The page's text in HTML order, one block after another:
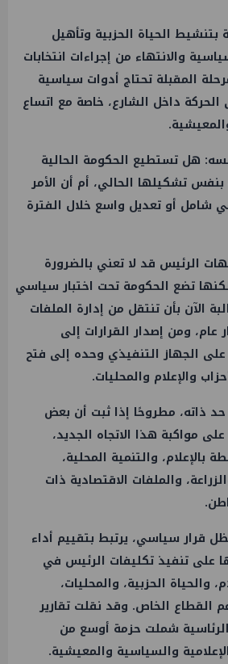
الحياة الحزبية وتأهيل
والانتهاء من إجراءات انتخابات
المقبلة تحتاج أدوات سياسية
داخل الشارع، خاصة مع اتساع
هل تستطيع الحكومة الحالية
تشكيلها الحالي، أم أن الأمر
شامل أو تعديل واسع خلال الفترة
الرئيس قد لا تعني بالضرورة
تضع الحكومة تحت اختبار سياسي
الآن بأن تنتقل من إدارة الملفات
عام، ومن إصدار القرارات إلى
الجهاز التنفيذي وحده إلى فتح
والإعلام والمحليات.
ذاته، مطروحًا إذا ثبت أن بعض
مواكبة هذا الاتجاه الجديد،
بالإعلام، والتنمية المحلية،
والملفات الاقتصادية ذات
قرار سياسي، يرتبط بتقييم أداء
على تنفيذ تكليفات الرئيس في
والحياة الحزبية، والمحليات،
القطاع الخاص. وقد نقلت تقارير
شملت حزمة أوسع من
والسياسية والمعيشية.